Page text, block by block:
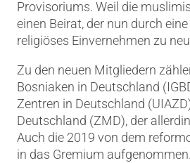
Provisoriums. Weil die
einen Beirat, der nun durch
religiöses Einvernehmen zu
Zu den neuen Mitgliedern
Bosniaken in Deutschland
Zentren in Deutschland
Deutschland (ZMD), der
Auch die 2019 von dem
in das Gremium aufgenommen.